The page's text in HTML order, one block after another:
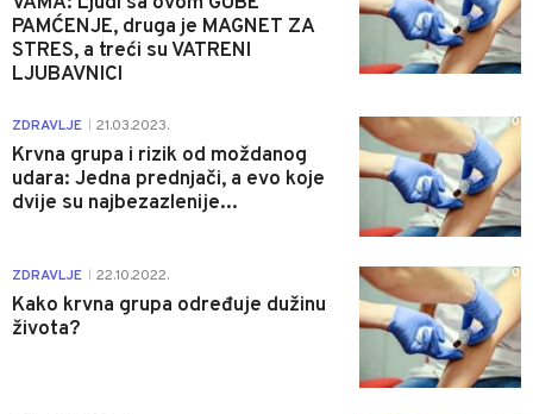
PAMĆENJE, druga je MAGNET ZA
STRES, a treći su VATRENI
LJUBAVNICI
ZDRAVLJE 21.03.2023.
Krvna grupa i rizik od moždanog
udara: Jedna prednjači, a evo koje
dvije su najbezazlenije...
0
ZDRAVLJE 22.10.2022.
Kako krvna grupa određuje dužinu
života?
0